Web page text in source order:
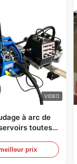
VIDEO
à arc de
toutes
prix